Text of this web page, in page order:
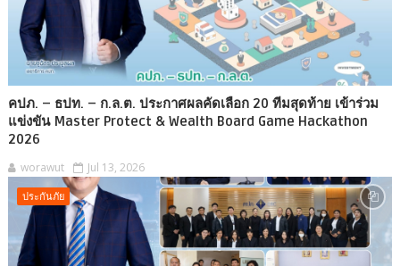
คปภ. – ธปท. – ก.ล.ต. ประกาศผลคัดเลือก 20 ทีมสุดท้าย เข้าร่วม
แข่งขัน Master Protect & Wealth Board Game Hackathon
2026
worawut Jul 13, 2026
ประกันภัย